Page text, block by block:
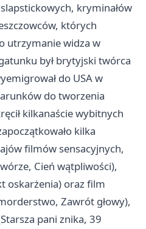
kryminałów
których
utrzymanie widza w
był brytyjski twórca
do USA w
do tworzenia
kilkanaście wybitnych
kilka
filmów sensacyjnych,
Cień wątpliwości),
oskarżenia) oraz film
Zawrót głowy),
pani znika, 39